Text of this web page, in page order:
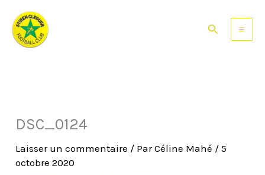
contenu
Rechercher
DSC_0124
Laisser un commentaire / ParCéline Mahé /5
octobre 2020